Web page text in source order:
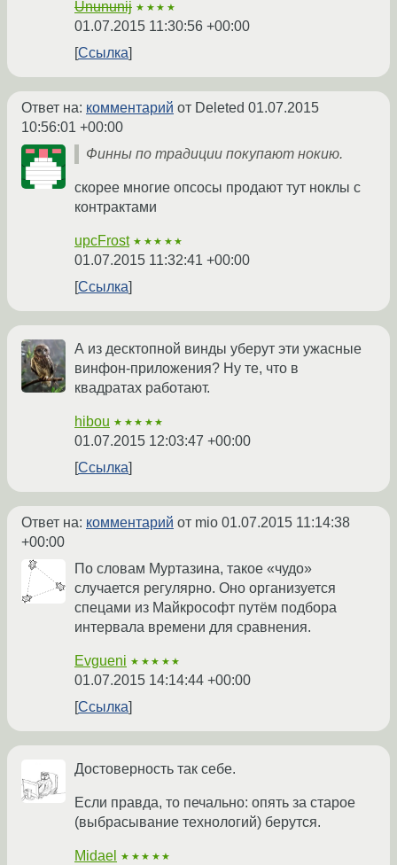
Unununij ★★★★
01.07.2015 11:30:56 +00:00
Ссылка
Ответ на: комментарий от Deleted 01.07.2015
10:56:01 +00:00
Финны по традиции покупают нокию.
скорее многие опсосы продают тут ноклы с
контрактами
upcFrost ★★★★★
01.07.2015 11:32:41 +00:00
Ссылка
А из десктопной винды уберут эти ужасные
винфон-приложения? Ну те, что в
квадратах работают.
hibou ★★★★★
01.07.2015 12:03:47 +00:00
Ссылка
Ответ на: комментарий от mio 01.07.2015 11:14:38
+00:00
По словам Муртазина, такое «чудо»
случается регулярно. Оно организуется
спецами из Майкрософт путём подбора
интервала времени для сравнения.
Evgueni ★★★★★
01.07.2015 14:14:44 +00:00
Ссылка
Достоверность так себе.
Если правда, то печально: опять за старое
(выбрасывание технологий) берутся.
Midael ★★★★★